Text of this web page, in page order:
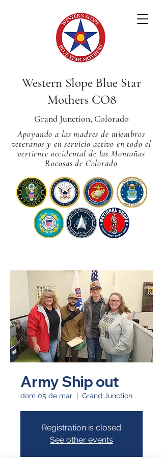
Western Slope Blue Star
Mothers CO8
Grand Junction, Colorado
Apoyando a las madres de miembros
veteranos y en servicio activo en todo el
vertiente occidental de las Montañas
Rocosas de Colorado
Army Ship out
dom 05 de mar
  |
Grand Junction
Registration is closed
See other events